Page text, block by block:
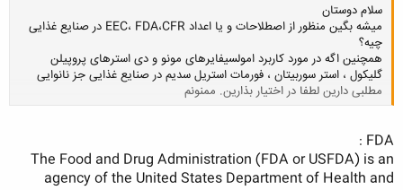
سلام دوستان
میشه بگین منظور از اصطلاحات و یا اعداد EEC، FDA،CFR در صنایع غذایی
چیه؟
همچنین اگه در مورد کاربرد امولسیفایرهای مونو و دی استرهای پروپیلن
گلیکول ، استر سوربیتان ، فورمات استریل سدیم در صنایع غذایی جز نانوایی
مطلبی دارین لطفا در اختیار بذارین. ممنونم
FDA :
The Food and Drug Administration (FDA or USFDA) is an
agency of the United States Department of Health and